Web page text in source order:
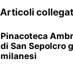
Articoli
Pinacoteca
di San Sepolcro
milanesi